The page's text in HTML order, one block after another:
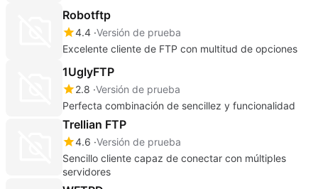
Robotftp
4.4 Versión de prueba
Excelente cliente de FTP con multitud de opciones
1UglyFTP
2.8 Versión de prueba
Perfecta combinación de sencillez y funcionalidad
Trellian FTP
4.6 Versión de prueba
Sencillo cliente capaz de conectar con múltiples
servidores